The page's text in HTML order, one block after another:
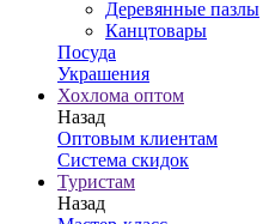
Деревянные пазлы
Канцтовары
Посуда
Украшения
Хохлома оптом
Назад
Оптовым клиентам
Система скидок
Туристам
Назад